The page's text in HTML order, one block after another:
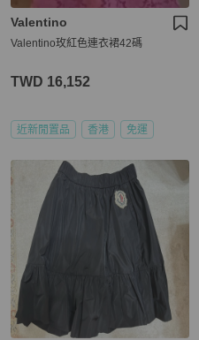
Valentino
Valentino玫紅色連衣裙42碼
TWD 16,152
近新閒置品 香港 免運